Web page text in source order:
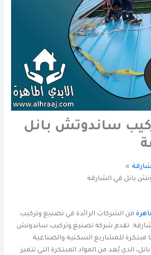
ساندوتش بانل
بانل في الشارقة
من الشركات الرائدة في تصنيع وتركيب
تقدم شركة تصنيع وتركيب ساندوتش
مبتكرة للمشاريع السكنية والصناعية
الذي يُعد من المواد المبتكرة التي تتميز